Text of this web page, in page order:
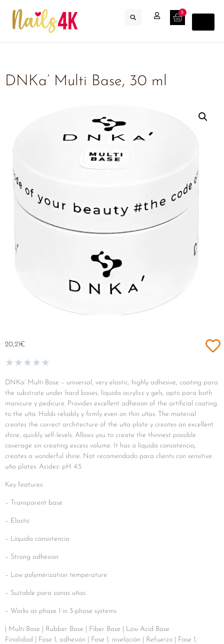
0
DNKa’ Multi Base, 30 ml
20,21€
★★★★★
DNKa’ Multi Base – universal, very elastic, highly adhesive, coating para
the substrate under hard bases, líquida acrylics y gels, apto para both
manicure y pedicure. Provides excellent adhesion of the artificial coating
to the uña. Holds reliably y firmly even on thin uñas. The material
creates the correct architecture of the uña plate y creates an excellent
shine, quickly self-levels. Allows you to create the thinnest possible
coverage sin creating excess volume. It has a líquida consistencia,
creates a wonderful shine. Not recomendado para clients con sensitive
uña plates. Acidez: pH 4.5
Key features:
– Transparent base
– Elastic
– Líquida consistencia
– Strong adhesion
– Low polymerization temperature
– Suitable para sanas uñas
– Works as phase 1 in 3-phase systems
| Multi Base | Rubber Base | Fiber Base | Low Acid Base
Finalidad | Fase 1, adhesión | Fase 1, nivelación | Refuerzo | Fase 1,